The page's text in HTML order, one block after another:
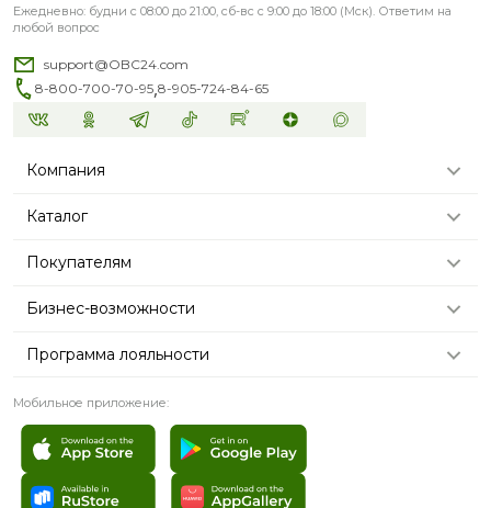
Ежедневно: будни с 08:00 до 21:00, сб-вс с 9:00 до 18:00 (Мск). Ответим на
любой вопрос
support@OBC24.com
8-800-700-70-95,8-905-724-84-65
Компания
Каталог
Покупателям
Бизнес-возможности
Программа лояльности
Мобильное приложение: